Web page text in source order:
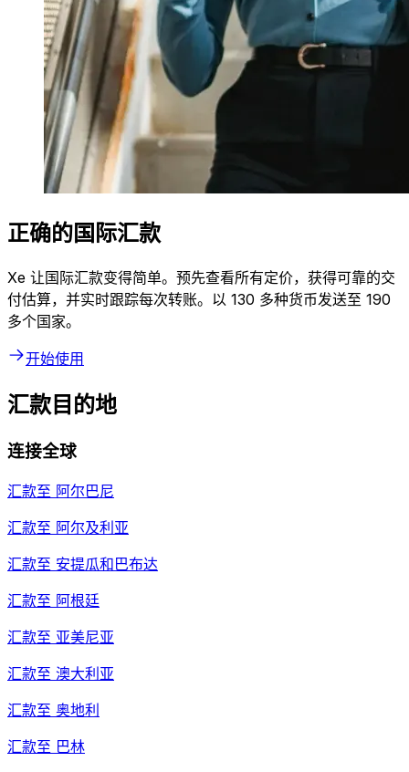
正确的国际汇款
Xe 让国际汇款变得简单。预先查看所有定价，获得可靠的交
付估算，并实时跟踪每次转账。以 130 多种货币发送至 190
多个国家。
开始使用
汇款目的地
连接全球
汇款至 阿尔巴尼
汇款至 阿尔及利亚
汇款至 安提瓜和巴布达
汇款至 阿根廷
汇款至 亚美尼亚
汇款至 澳大利亚
汇款至 奥地利
汇款至 巴林